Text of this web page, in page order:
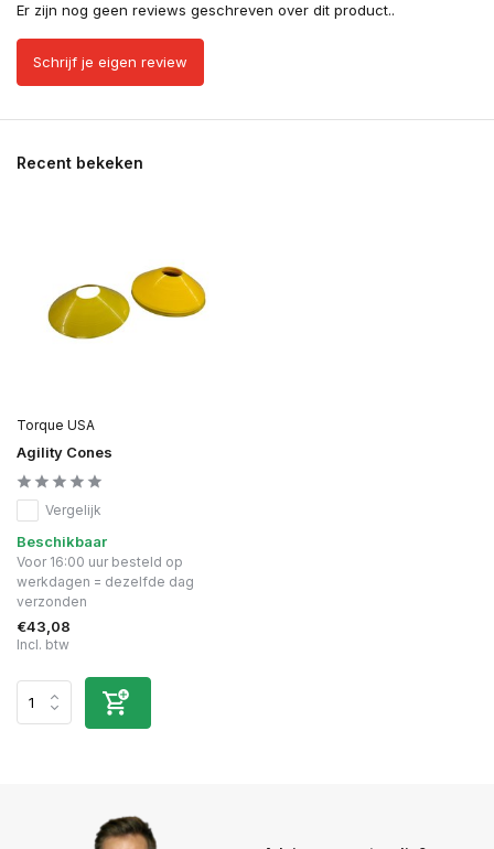
Er zijn nog geen reviews geschreven over dit product..
Schrijf je eigen review
Recent bekeken
Torque USA
Agility Cones
Vergelijk
Beschikbaar
Voor 16:00 uur besteld op
werkdagen = dezelfde dag
verzonden
€43,08
Incl. btw